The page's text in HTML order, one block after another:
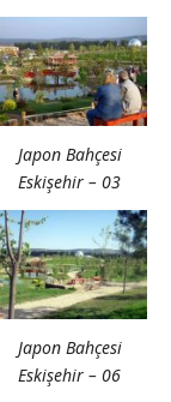
Japon Bahçesi
Eskişehir – 03
Japon Bahçesi
Eskişehir – 06